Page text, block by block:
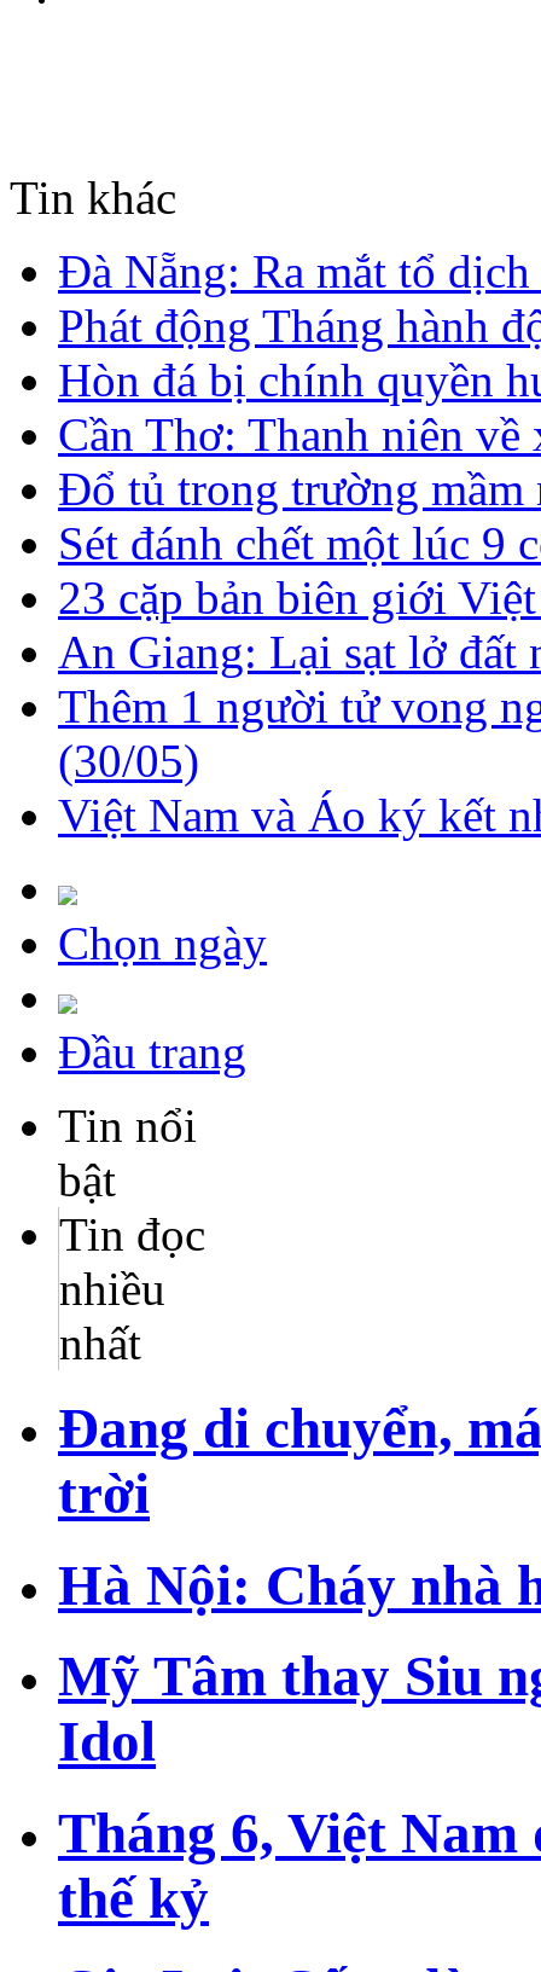
Tin khác
Đà Nẵng: Ra mắt tổ
Phát động Tháng hành
Hòn đá bị chính quyền
Cần Thơ: Thanh niên
Đổ tủ trong trường mầm
Sét đánh chết một lúc 9
23 cặp bản biên giới
An Giang: Lại sạt lở đất
Thêm 1 người tử vong
(30/05)
Việt Nam và Áo ký kết
Chọn ngày
Đầu trang
Tin nổi
bật
Tin đọc
nhiều
nhất
Đang di chuyển,
trời
Hà Nội: Cháy nhà
Mỹ Tâm thay Siu
Idol
Tháng 6, Việt
thế kỷ